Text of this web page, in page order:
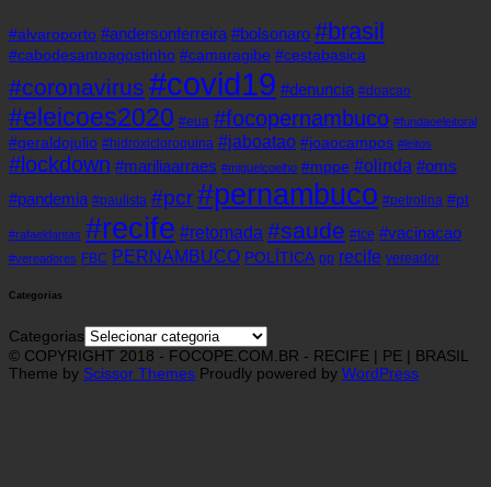
#alvaroporto #andersonferreira #bolsonaro #brasil
#cabodesantoagostinho #camaragibe #cestabasica
#coronavirus #covid19 #denuncia #doacao
#eleicoes2020 #eua #focopernambuco #fundaoeleitoral
#geraldojulio #hidroxicloroquina #jaboatao #joaocampos #leitos
#lockdown #mariliaarraes #miguelcoelho #mppe #olinda #oms
#pandemia #paulista #pcr#pernambuco #petrolina #pt
#rafaeldantas #recife #retomada #saude #tce #vacinacao
#vereadores FBC PERNAMBUCO POLÍTICA pp recife vereador
Categorias
Categorias
© COPYRIGHT 2018 - FOCOPE.COM.BR - RECIFE | PE | BRASIL
Theme by Scissor Themes Proudly powered by WordPress